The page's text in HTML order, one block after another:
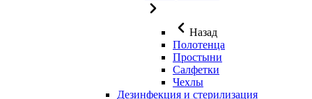
Назад
Полотенца
Простыни
Салфетки
Чехлы
Дезинфекция и стерилизация